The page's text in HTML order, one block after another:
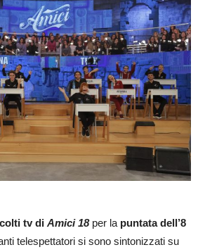
tv di Amici 18per la puntata dell’8
telespettatori si sono sintonizzati su